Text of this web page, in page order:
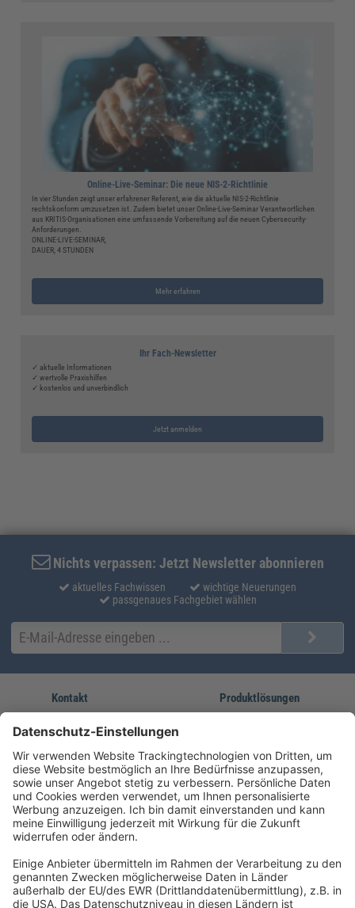
Online-Live-Seminar: Die neue NIS-2-Richtlinie
In vier Stunden zeigt unser erfahrener Referent, wie die aktuelle NIS-2-Richtlinie
rechtskonform umzusetzen ist. Zudem bietet unser Online-Live-Seminar Verantwortlichen
aus KRITIS-Organisationen eine umfassende Vorbereitung auf die neuen Cybersecurity-
Anforderungen.
ONLINE-LIVE-SEMINAR,
DAUER, 4 STUNDEN
Mehr erfahren
Ihr Fach-Newsletter
✓ aktuelle Informationen
✓ wertvolle Praxishilfen
✓ kostenlos und unverbindlich
Jetzt anmelden
Nichts verpassen: Jetzt Newsletter abonnieren
aktuelles Fachwissen
wichtige Neuerungen
passgenaues Fachgebiet wählen
Kontakt
service@forum-verlag.com
Mo-Do 07:30 - 17:00 Uhr
Fr 07:30 - 15:00 Uhr
Produktlösungen
Unsere Marken
Folgen Sie uns